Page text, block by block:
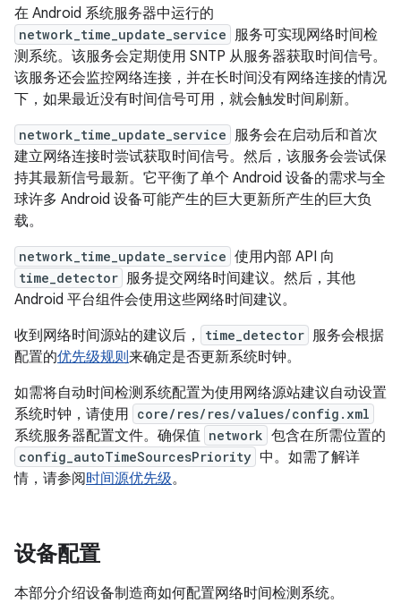
在 Android 系统服务器中运行的
network_time_update_service 服务可实现网络时间检
测系统。该服务会定期使用 SNTP 从服务器获取时间信号。
该服务还会监控网络连接，并在长时间没有网络连接的情况
下，如果最近没有时间信号可用，就会触发时间刷新。
network_time_update_service 服务会在启动后和首次
建立网络连接时尝试获取时间信号。然后，该服务会尝试保
持其最新信号最新。它平衡了单个 Android 设备的需求与全
球许多 Android 设备可能产生的巨大更新所产生的巨大负
载。
network_time_update_service 使用内部 API 向
time_detector 服务提交网络时间建议。然后，其他
Android 平台组件会使用这些网络时间建议。
收到网络时间源站的建议后，
time_detector 服务会根据
配置的优先级规则来确定是否更新系统时钟。
如需将自动时间检测系统配置为使用网络源站建议自动设置
系统时钟，请使用 core/res/res/values/config.xml
系统服务器配置文件。确保值 network 包含在所需位置的
config_autoTimeSourcesPriority 中。如需了解详
情，请参阅时间源优先级。
设备配置
本部分介绍设备制造商如何配置网络时间检测系统。